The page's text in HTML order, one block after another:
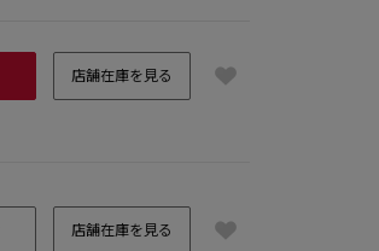
店舗在庫を見る
店舗在庫を見る